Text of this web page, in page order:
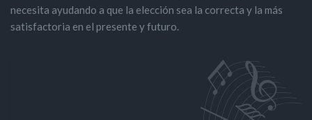
necesita ayudando a que la elección sea la correcta y la más
satisfactoria en el presente y futuro.